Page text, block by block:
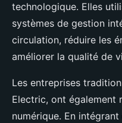
technologique. Elles
systèmes de gestion
circulation, réduire les
améliorer la qualité de
Les entreprises
Electric, ont également
numérique. En